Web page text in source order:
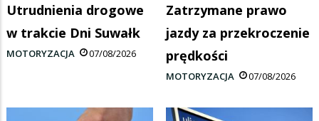
Utrudnienia drogowe
w trakcie Dni Suwałk
MOTORYZACJA 07/08/2026
Zatrzymane prawo
jazdy za przekroczenie
prędkości
MOTORYZACJA 07/08/2026